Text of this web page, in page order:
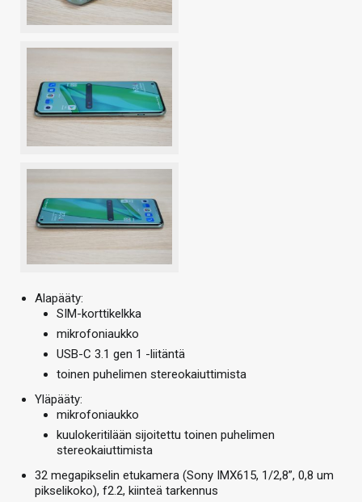
Alapääty:
SIM-korttikelkka
mikrofoniaukko
USB-C 3.1 gen 1 -liitäntä
toinen puhelimen stereokaiuttimista
Yläpääty:
mikrofoniaukko
kuulokeritilään sijoitettu toinen puhelimen
stereokaiuttimista
32 megapikselin etukamera (Sony IMX615, 1/2,8”, 0,8 um
pikselikoko), f2.2, kiinteä tarkennus